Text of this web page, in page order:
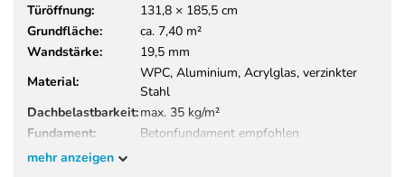
Türöffnung:
131,8 × 185,5 cm
Grundfläche:
ca. 7,40 m²
Wandstärke:
19,5 mm
Material:
WPC, Aluminium, Acrylglas, verzinkter
Stahl
Dachbelastbarkeit:max. 35 kg/m²
Fundament:
Betonfundament empfohlen
Montagezeit:
mehr anzeigen